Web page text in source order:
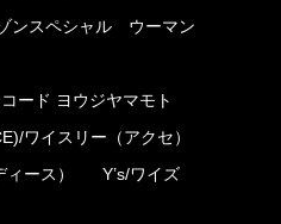
ンスペシャル ウーマン
ード ヨウジヤマモト
ワイスリー（アクセ）
ース） Y’s/ワイズ